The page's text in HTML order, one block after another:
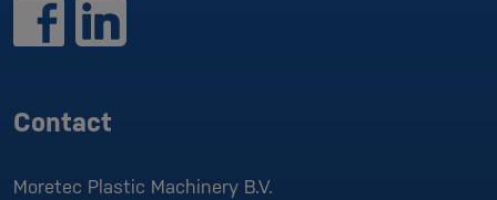
Contact
Moretec Plastic Machinery B.V.